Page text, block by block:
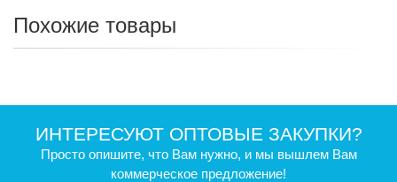
Похожие товары
ИНТЕРЕСУЮТ ОПТОВЫЕ ЗАКУПКИ?
Просто опишите, что Вам нужно, и мы вышлем Вам
коммерческое предложение!